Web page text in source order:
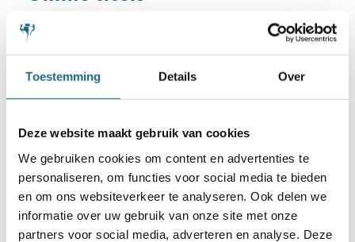
Toestemming Details Over
Deze website maakt gebruik van cookies
We gebruiken cookies om content en advertenties te
personaliseren, om functies voor social media te bieden
en om ons websiteverkeer te analyseren. Ook delen we
informatie over uw gebruik van onze site met onze
partners voor social media, adverteren en analyse. Deze
19 april 2024